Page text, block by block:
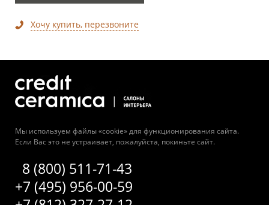
Хочу купить, перезвоните
Мы используем файлы «cookie» для функционирования сайта.
Если Вас это не устраивает, пожалуйста, покиньте сайт.
8 (800) 511-71-43
+7 (495) 956-00-59